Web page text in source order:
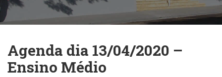
Agenda dia 13/04/2020 –
Ensino Médio